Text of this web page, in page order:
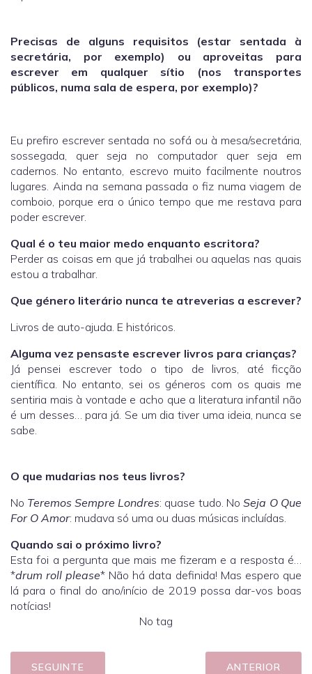
Precisas de alguns requisitos (estar sentada à
secretária, por exemplo) ou aproveitas para
escrever em qualquer sítio (nos transportes
públicos, numa sala de espera, por exemplo)?
Eu prefiro escrever sentada no sofá ou à mesa/secretária,
sossegada, quer seja no computador quer seja em
cadernos. No entanto, escrevo muito facilmente noutros
lugares. Ainda na semana passada o fiz numa viagem de
comboio, porque era o único tempo que me restava para
poder escrever.
Qual é o teu maior medo enquanto escritora?
Perder as coisas em que já trabalhei ou aquelas nas quais
estou a trabalhar.
Que género literário nunca te atreverias a escrever?
Livros de auto-ajuda. E históricos.
Alguma vez pensaste escrever livros para crianças?
Já pensei escrever todo o tipo de livros, até ficção
científica. No entanto, sei os géneros com os quais me
sentiria mais à vontade e acho que a literatura infantil não
é um desses… para já. Se um dia tiver uma ideia, nunca se
sabe.
O que mudarias nos teus livros?
No Teremos Sempre Londres: quase tudo. No Seja O Que
For O Amor: mudava só uma ou duas músicas incluídas.
Quando sai o próximo livro?
Esta foi a pergunta que mais me fizeram e a resposta é…
*drum roll please* Não há data definida! Mas espero que
lá para o final do ano/início de 2019 possa dar-vos boas
notícias!
No tag
SEGUINTE ANTERIOR